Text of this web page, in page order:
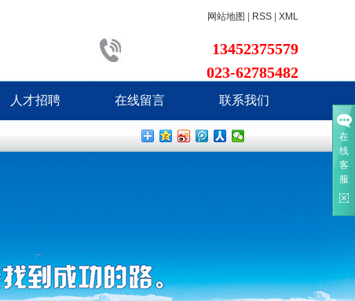
网站地图 RSS XML
13452375579
023-62785482
人才招聘 在线留言 联系我们
在
线
客
服